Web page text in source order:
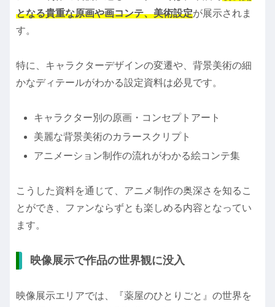
となる貴重な原画や画コンテ、美術設定が展示されま
す。
特に、キャラクターデザインの変遷や、背景美術の細
かなディテールがわかる設定資料は必見です。
キャラクター別の原画・コンセプトアート
美麗な背景美術のカラースクリプト
アニメーション制作の流れがわかる絵コンテ集
こうした資料を通じて、アニメ制作の奥深さを知るこ
とができ、ファンならずとも楽しめる内容となってい
ます。
映像展示で作品の世界観に没入
映像展示エリアでは、『薬屋のひとりごと』の世界を